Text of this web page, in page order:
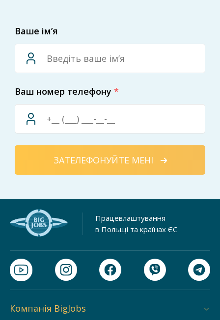
Ваше ім’я
Ваш номер телефону *
ЗАТЕЛЕФОНУЙТЕ МЕНІ
Працевлаштування
в Польщі та країнах ЄС
Компанія BigJobs